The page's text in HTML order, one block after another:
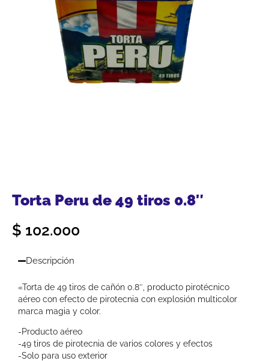
Torta Peru de 49 tiros 0.8″
$ 102.000
Descripción
«Torta de 49 tiros de cañón 0.8″, producto pirotécnico
aéreo con efecto de pirotecnia con explosión multicolor
marca magia y color.
-Producto aéreo
-49 tiros de pirotecnia de varios colores y efectos
-Solo para uso exterior